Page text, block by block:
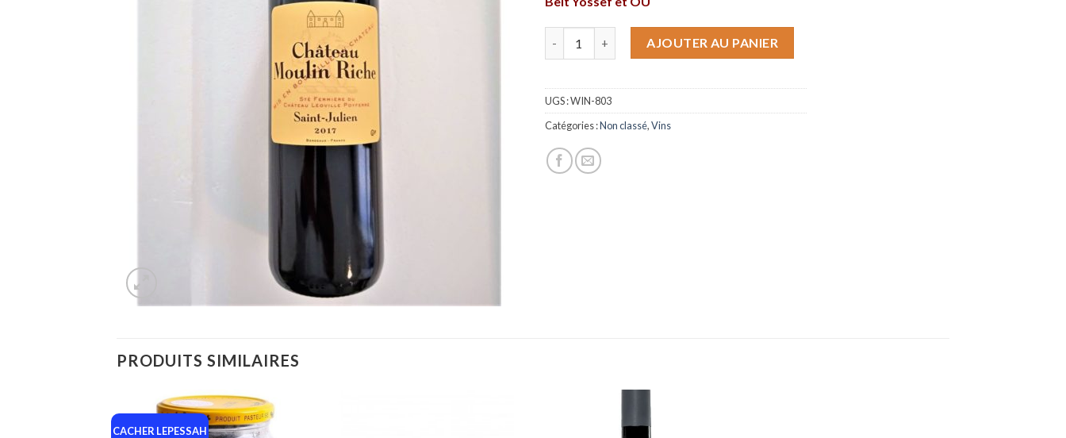
AJOUTER AU PANIER
UGS :WIN-803
Catégories :Non classé,Vins
PRODUITS SIMILAIRES
CACHER LEPESSAH